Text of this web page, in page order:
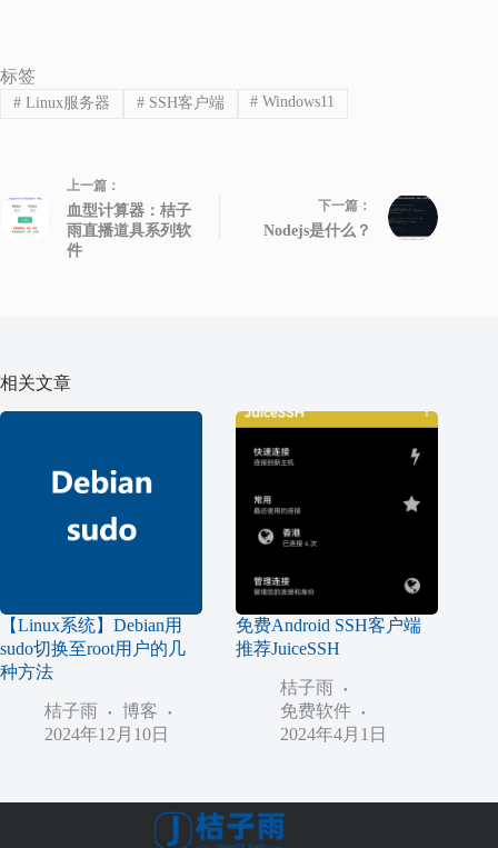
标签
#Linux服务器 #SSH客户端 # Windows11
上一篇：
血型计算器：桔子
雨直播道具系列软
件
下一篇：
Nodejs是什么？
相关文章
【Linux系统】Debian用
sudo切换至root用户的几
种方法
桔子雨
博客
2024年12月10日
免费Android SSH客户端
推荐JuiceSSH
桔子雨
免费软件
2024年4月1日